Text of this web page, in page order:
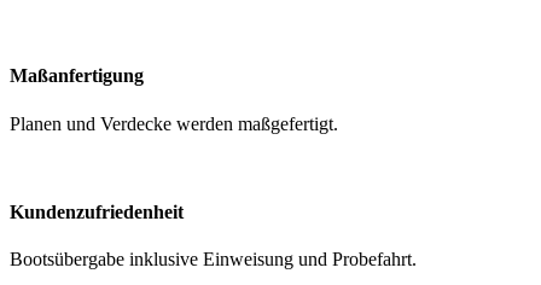
Maßanfertigung
Planen und Verdecke werden maßgefertigt.
Kundenzufriedenheit
Bootsübergabe inklusive Einweisung und Probefahrt.